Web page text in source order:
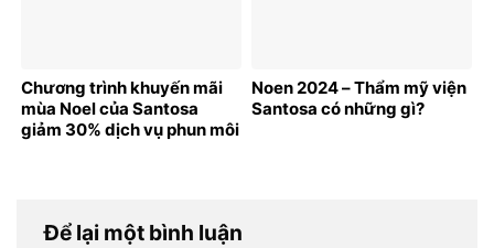
Chương trình khuyến mãi
mùa Noel của Santosa
giảm 30% dịch vụ phun môi
Noen 2024 – Thẩm mỹ viện
Santosa có những gì?
Để lại một bình luận